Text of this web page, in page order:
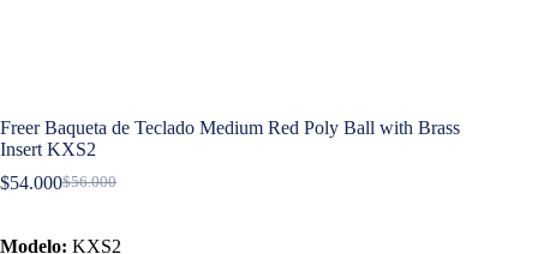
Freer Baqueta de Teclado Medium Red Poly Ball with Brass
Insert KXS2
$56.000
$54.000
Modelo: KXS2